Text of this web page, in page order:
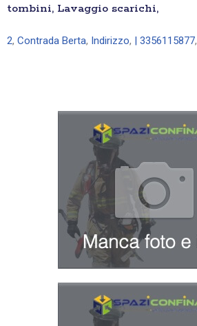
tombini, Lavaggio scarichi,
2, Contrada Berta, Indirizzo, | 3356115877,